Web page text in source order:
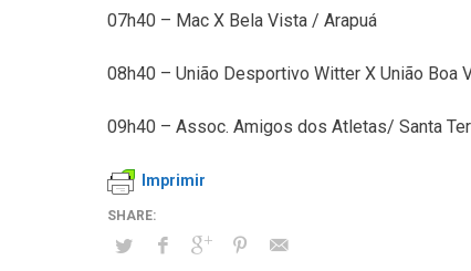
07h40 – Mac X Bela Vista / Arapuá
08h40 – União Desportivo Witter X União Boa
09h40 – Assoc. Amigos dos Atletas/ Santa
Imprimir